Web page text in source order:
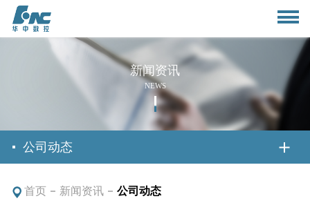
首页
关于我们
新闻资讯
NEWS
公司动态
首页 新闻资讯 公司动态